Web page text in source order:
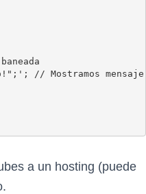
// Mostramos mensaje
a un hosting (puede